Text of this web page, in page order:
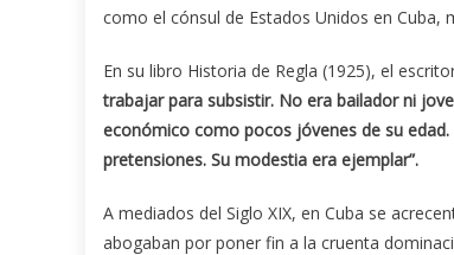
como el cónsul de Estados Unidos en
En su libro Historia de Regla (1925), el
trabajar para subsistir. No era bailador ni
económico como pocos jóvenes de su
pretensiones. Su modestia era ejemplar”.
A mediados del Siglo XIX, en Cuba se
abogaban por poner fin a la cruenta